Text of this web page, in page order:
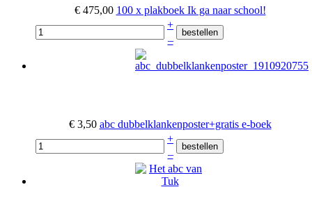
€ 475,00 100 x plakboek Ik ga naar school!
+
–
€ 3,50 abc dubbelklankenposter+gratis e-boek
+
–